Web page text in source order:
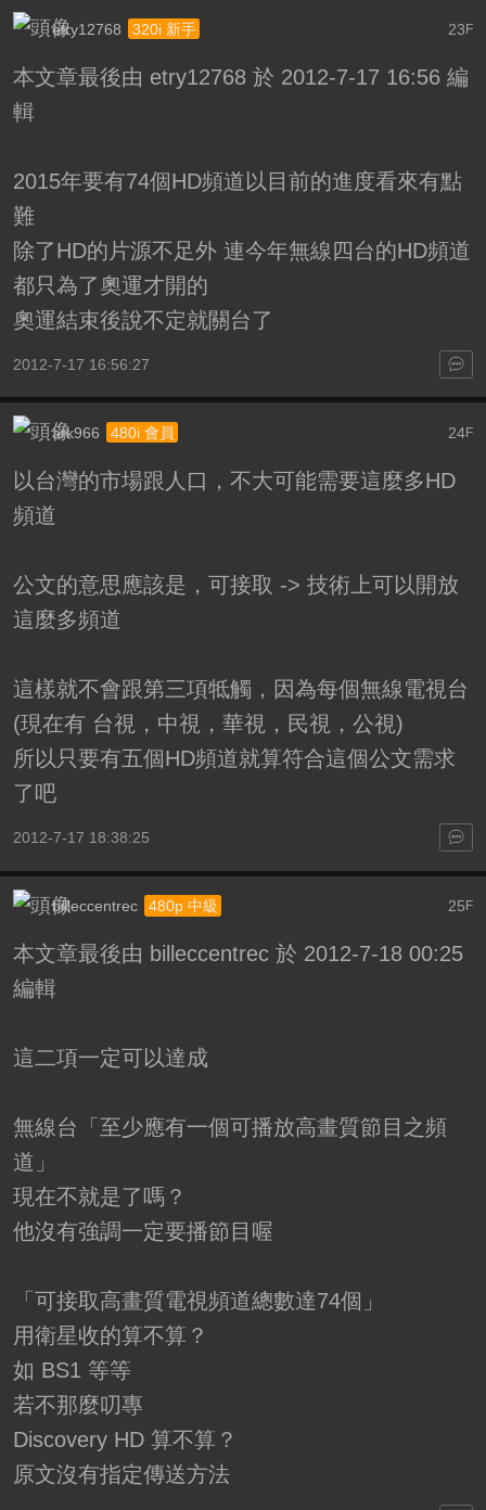
23 F
etry12768 320i 新手
本文章最後由 etry12768 於 2012-7-17 16:56 編
輯
2015年要有74個HD頻道以目前的進度看來有點
難
除了HD的片源不足外 連今年無線四台的HD頻道
都只為了奧運才開的
奧運結束後說不定就關台了
2012-7-17 16:56:27
24F
ark966 480i 會員
以台灣的市場跟人口，不大可能需要這麼多HD
頻道
公文的意思應該是，可接取 -> 技術上可以開放
這麼多頻道
這樣就不會跟第三項牴觸，因為每個無線電視台
(現在有 台視，中視，華視，民視，公視)
所以只要有五個HD頻道就算符合這個公文需求
了吧
2012-7-17 18:38:25
25 F
billeccentrec 480p 中級
本文章最後由 billeccentrec 於 2012-7-18 00:25
編輯
這二項一定可以達成
無線台「至少應有一個可播放高畫質節目之頻
道」
現在不就是了嗎？
他沒有強調一定要播節目喔
「可接取高畫質電視頻道總數達74個」
用衛星收的算不算？
如 BS1 等等
若不那麼叨專
Discovery HD 算不算？
原文沒有指定傳送方法